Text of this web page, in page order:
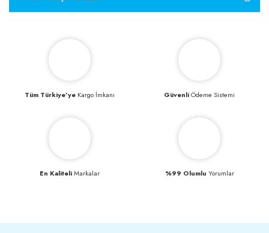
Tüm Türkiye’yeKargo İmkanı GüvenliÖdeme Sistemi
En KaliteliMarkalar %99 Olumlu Yorumlar